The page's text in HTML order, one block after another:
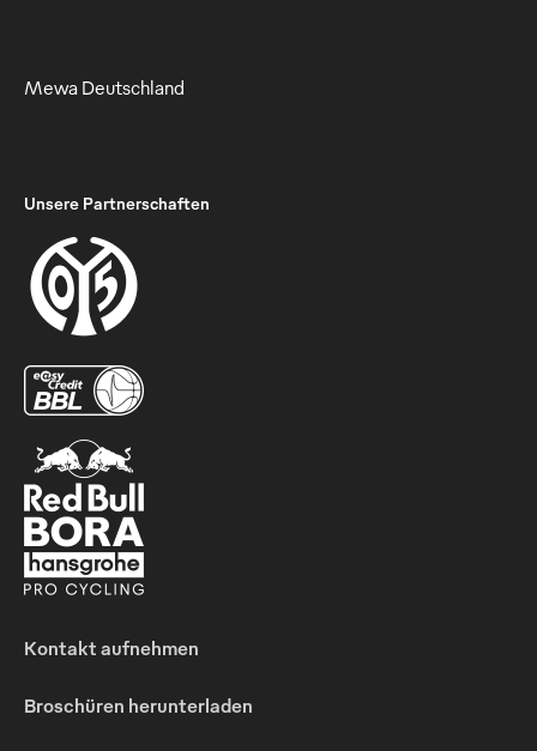
Mewa Deutschland
Unsere Partnerschaften
Kontakt aufnehmen
Broschüren herunterladen